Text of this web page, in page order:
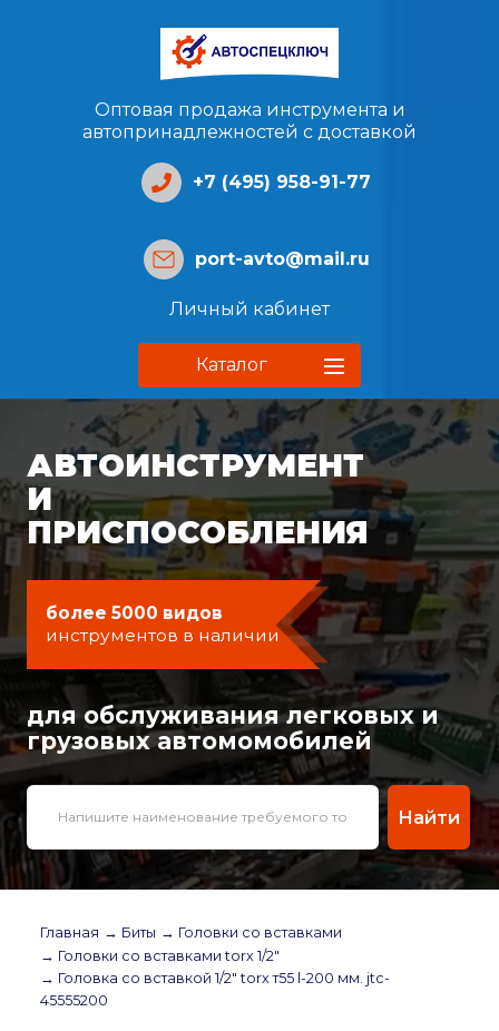
Оптовая продажа инструмента и
автопринадлежностей с доставкой
+7 (495) 958-91-77
port-avto@mail.ru
Личный кабинет
Каталог
АВТОИНСТРУМЕНТ
И
ПРИСПОСОБЛЕНИЯ
более 5000 видов
инструментов в наличии
для обслуживания легковых и
грузовых автомомобилей
Найти
Главная → Биты → Головки со вставками
→ Головки со вставками torx 1/2"
→ Головка со вставкой 1/2" torx т55 l-200 мм. jtc-
45555200